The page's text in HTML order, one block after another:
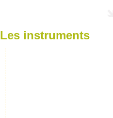
Les instruments